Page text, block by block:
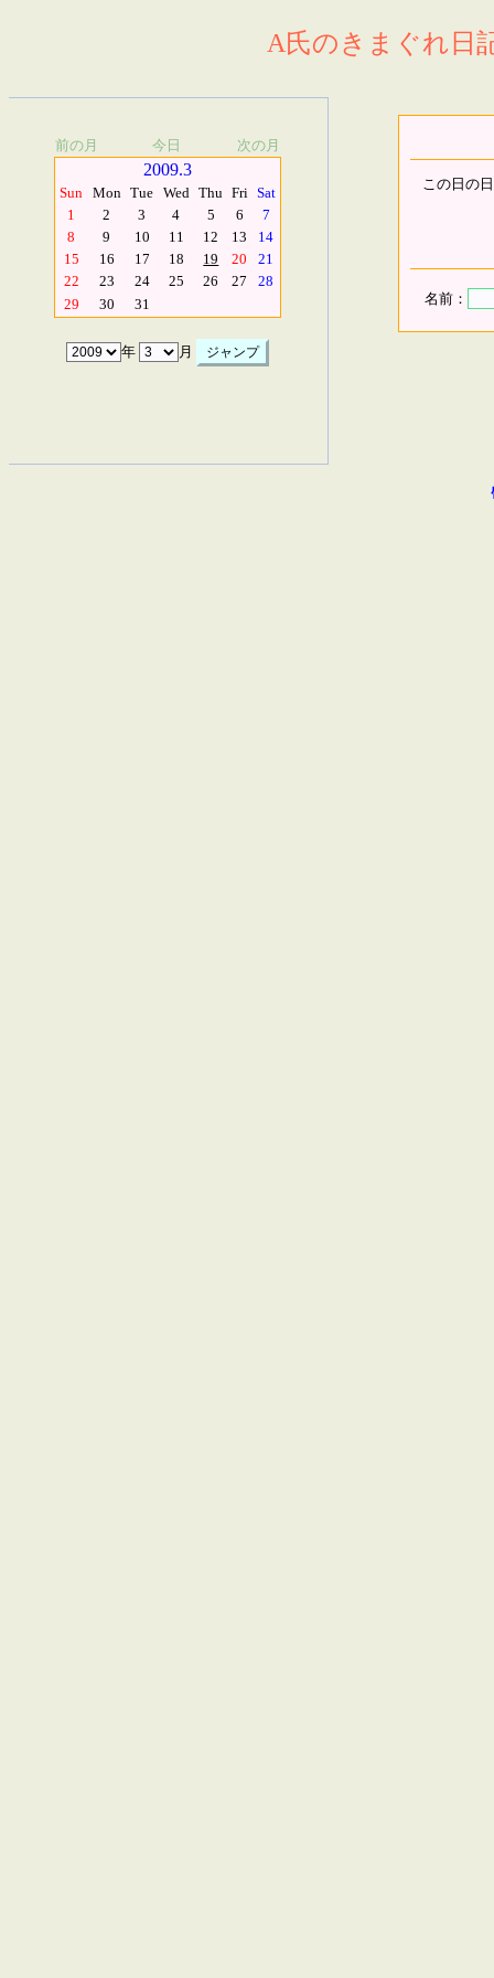
A氏のきまぐれ日
前の月 今日 次の月
2009.3
Sun Mon Tue Wed Thu Fri Sat
1
2 3 4 5 6
7
8
9 10 11 12 13
14
15
16 17 18 19 20
21
22
23 24 25 26 27
28
29
30 31
年 月
この日の
名前：